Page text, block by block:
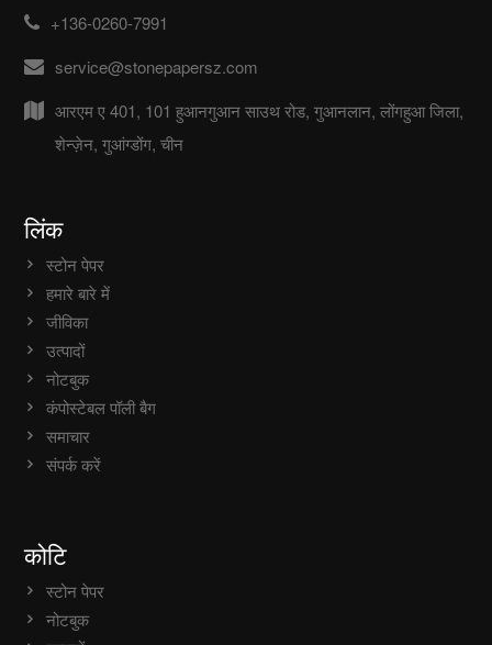
+136-0260-7991
service@stonepapersz.com
आरएम ए 401, 101 हुआनगुआन साउथ रोड, गुआनलान, लोंगहुआ जिला,
शेन्ज़ेन, गुआंग्डोंग, चीन
लिंक
स्टोन पेपर
हमारे बारे में
जीविका
उत्पादों
नोटबुक
कंपोस्टेबल पॉली बैग
समाचार
संपर्क करें
कोटि
स्टोन पेपर
नोटबुक